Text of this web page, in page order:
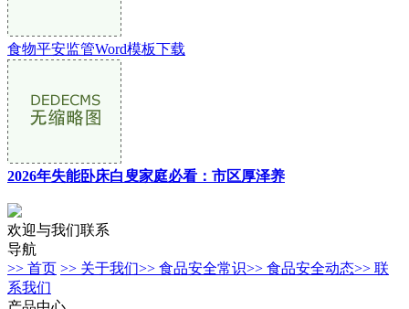
食物平安监管Word模板下载
2026年失能卧床白叟家庭必看：市区厚泽养
欢迎与我们联系
导航
>> 首页 >> 关于我们>> 食品安全常识>> 食品安全动态>> 联
系我们